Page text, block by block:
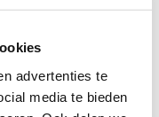
advertenties te
media te bieden
het